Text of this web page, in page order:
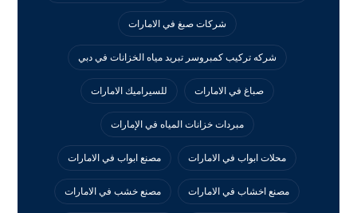
شركات صبغ في الامارات
شركه تركيب كمبروسر تبريد مياه الخزانات في دبي
صباغ في الامارات للسيراميك الامارات
مبردات خزانات المياه في الإمارات
محلات ابواب في الامارات مصنع ابواب في الامارات
مصنع اخشاب في الامارات مصنع خشب في الامارات